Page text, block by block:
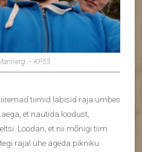
– KP53
tiimid läbisid raja umbes
et nautida loodust,
Loodan, et nii mõnigi tiim
rajal ühe ägeda pikniku.